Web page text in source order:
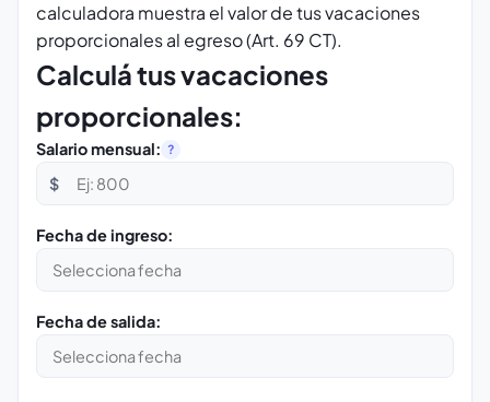
calculadora muestra el valor de tus vacaciones
proporcionales al egreso (Art. 69 CT).
Calculá tus vacaciones
proporcionales:
Salario mensual: ?
$
Fecha de ingreso:
Fecha de salida: